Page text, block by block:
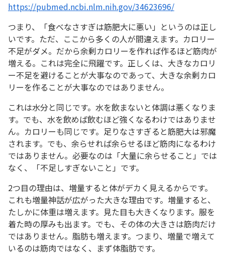
https://pubmed.ncbi.nlm.nih.gov/34623696/
つまり、「食べなさすぎは筋肥大に悪い」というのは正し
いです。ただ、ここから多くの人が間違えます。カロリー
不足がダメ。だから余剰カロリーを作れば作るほど筋肉が
増える。これは完全に飛躍です。正しくは、大きなカロリ
ー不足を避けることが大事なのであって、大きな余剰カロ
リーを作ることが大事なのではありません。
これは水分と同じです。水を飲まないと体調は悪くなりま
す。でも、水を飲めば飲むほど強くなるわけではありませ
ん。カロリーも同じです。足りなさすぎると筋肥大は邪魔
されます。でも、余らせれば余らせるほど筋肉になるわけ
ではありません。必要なのは「大量に余らせること」では
なく、「不足しすぎないこと」です。
2つ目の理由は、増量すると体がデカく見えるからです。
これも増量神話が広がった大きな理由です。増量すると、
たしかに体重は増えます。見た目も大きくなります。服を
着た時の厚みも出ます。でも、その体の大きさは筋肉だけ
ではありません。脂肪も増えます。つまり、増量で増えて
いるのは筋肉ではなく、まず体脂肪です。